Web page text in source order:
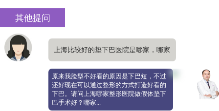
其他提问
上海比较好的垫下巴医院是哪家，哪家
医院口碑更好一点
原来我脸型不好看的原因是下巴短，不过
还好现在可以通过整形的方式打造好看的
下巴。请问上海哪家整形医院做假体垫下
巴手术好？哪家...